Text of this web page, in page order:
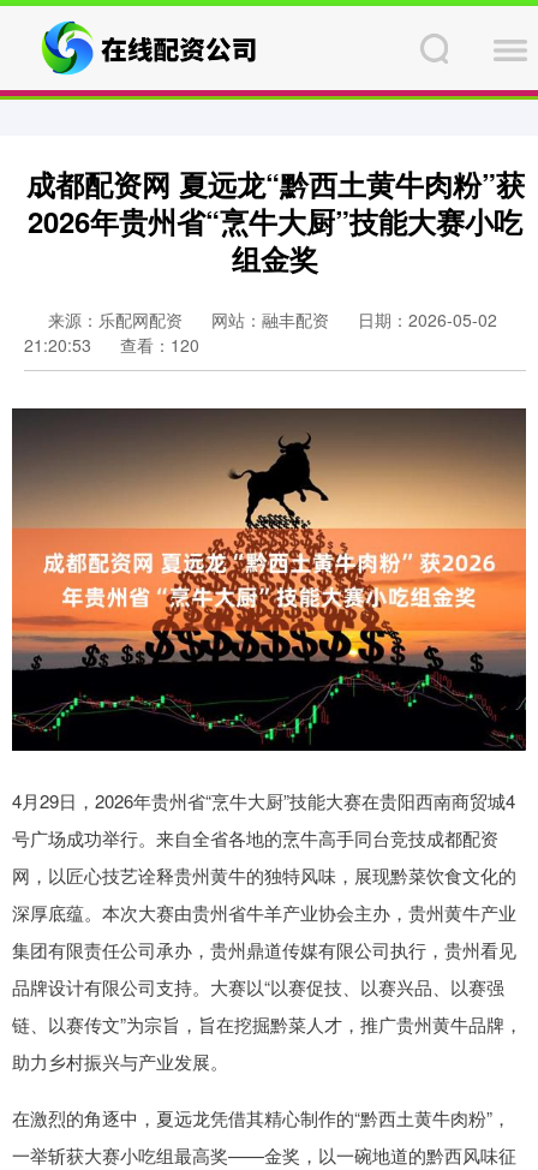
成都配资网 夏远龙“黔西土黄牛肉粉”获
2026年贵州省“烹牛大厨”技能大赛小吃
组金奖
来源：乐配网配资 网站：融丰配资
日期：2026-05-02
21:20:53
查看：120
4月29日，2026年贵州省“烹牛大厨”技能大赛在贵阳西南商贸城4
号广场成功举行。来自全省各地的烹牛高手同台竞技成都配资
网，以匠心技艺诠释贵州黄牛的独特风味，展现黔菜饮食文化的
深厚底蕴。本次大赛由贵州省牛羊产业协会主办，贵州黄牛产业
集团有限责任公司承办，贵州鼎道传媒有限公司执行，贵州看见
品牌设计有限公司支持。大赛以“以赛促技、以赛兴品、以赛强
链、以赛传文”为宗旨，旨在挖掘黔菜人才，推广贵州黄牛品牌，
助力乡村振兴与产业发展。
在激烈的角逐中，夏远龙凭借其精心制作的“黔西土黄牛肉粉”，
一举斩获大赛小吃组最高奖——金奖，以一碗地道的黔西风味征